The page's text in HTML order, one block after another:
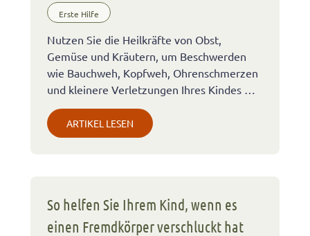
Erste Hilfe
Nutzen Sie die Heilkräfte von Obst,
Gemüse und Kräutern, um Beschwerden
wie Bauchweh, Kopfweh, Ohrenschmerzen
und kleinere Verletzungen Ihres Kindes …
ARTIKEL LESEN
So helfen Sie Ihrem Kind, wenn es
einen Fremdkörper verschluckt hat